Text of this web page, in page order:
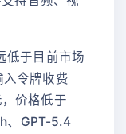
低于目前市场
入令牌收费
价格低于
、GPT-5.4